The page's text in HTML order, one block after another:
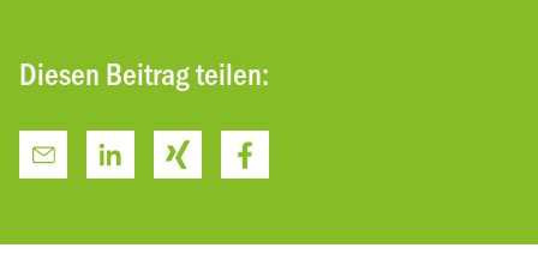
Diesen Beitrag teilen: